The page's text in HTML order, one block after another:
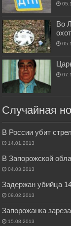
Во
Случайная
В России убит
14.01.2013
В Запорожской
04.03.2013
Задержан убийца
09.02.2013
Запорожанка
15.08.2013